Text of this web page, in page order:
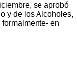
se aprobó
y de los Alcoholes,
en